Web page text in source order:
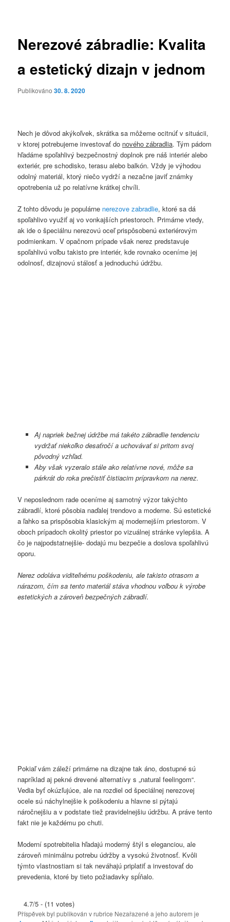
Nerezové zábradlie: Kvalita
a estetický dizajn v jednom
Publikováno30. 8. 2020
Nech je dôvod akýkoľvek, skrátka sa môžeme ocitnúť v situácii,
v ktorej potrebujeme investovať do nového zábradlia. Tým pádom
hľadáme spoľahlivý bezpečnostný doplnok pre náš interiér alebo
exteriér, pre schodisko, terasu alebo balkón. Vždy je výhodou
odolný materiál, ktorý niečo vydrží a nezačne javiť známky
opotrebenia už po relatívne krátkej chvíli.
Z tohto dôvodu je populárne nerezove zabradlie, ktoré sa dá
spoľahlivo využiť aj vo vonkajších priestoroch. Primárne vtedy,
ak ide o špeciálnu nerezovú oceľ prispôsobenú exteriérovým
podmienkam. V opačnom prípade však nerez predstavuje
spoľahlivú voľbu takisto pre interiér, kde rovnako oceníme jej
odolnosť, dizajnovú stálosť a jednoduchú údržbu.
Aj napriek bežnej údržbe má takéto zábradlie tendenciu
vydržať niekoľko desaťročí a uchovávať si pritom svoj
pôvodný vzhľad.
Aby však vyzeralo stále ako relatívne nové, môže sa
párkrát do roka prečistiť čistiacim prípravkom na nerez.
V neposlednom rade oceníme aj samotný výzor takýchto
zábradlí, ktoré pôsobia naďalej trendovo a moderne. Sú estetické
a ľahko sa prispôsobia klasickým aj modernejším priestorom. V
oboch prípadoch okolitý priestor po vizuálnej stránke vylepšia. A
čo je najpodstatnejšie- dodajú mu bezpečie a doslova spoľahlivú
oporu.
Nerez odoláva viditeľnému poškodeniu, ale takisto otrasom a
nárazom, čím sa tento materiál stáva vhodnou voľbou k výrobe
estetických a zároveň bezpečných zábradlí.
Pokiaľ vám záleží primárne na dizajne tak áno, dostupné sú
napríklad aj pekné drevené alternatívy s „natural feelingom“.
Vedia byť okúzľujúce, ale na rozdiel od špeciálnej nerezovej
ocele sú náchylnejšie k poškodeniu a hlavne si pýtajú
náročnejšiu a v podstate tiež pravidelnejšiu údržbu. A práve tento
fakt nie je každému po chuti.
Moderní spotrebitelia hľadajú moderný štýl s eleganciou, ale
zároveň minimálnu potrebu údržby a vysokú životnosť. Kvôli
týmto vlastnostiam si tak neváhajú priplatiť a investovať do
prevedenia, ktoré by tieto požiadavky spĺňalo.
4.7/5 - (11 votes)
Příspěvek byl publikován v rubrice Nezařazené a jeho autorem je